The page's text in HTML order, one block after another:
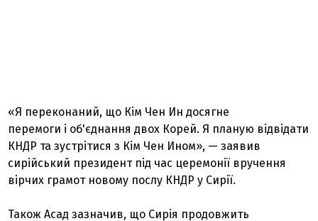
«Я переконаний, що Кім Чен Ин досягне
перемоги і об'єднання двох Корей. Я планую відвідати
КНДР та зустрітися з Кім Чен Ином», — заявив
сирійський президент під час церемонії вручення
вірчих грамот новому послу КНДР у Сирії.
Також Асад зазначив, що Сирія продовжить